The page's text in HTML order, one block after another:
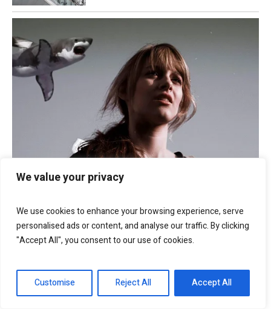
We value your privacy
We use cookies to enhance your browsing experience, serve
personalised ads or content, and analyse our traffic. By clicking
"Accept All", you consent to our use of cookies.
Customise Reject All Accept All